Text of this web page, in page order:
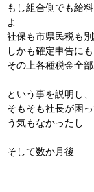
もし組合側でも給
よ
社保も市県民税も
しかも確定申告に
その上各種税金全
という事を説明し
そもそも社長が困
う気もなかったし
そして数か月後